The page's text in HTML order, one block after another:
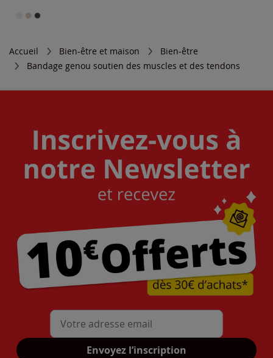
Accueil Bien-être et maison
Bien-être
Bandage genou soutien des muscles et des tendons
Mon adresse mail
Envoyez l’inscription